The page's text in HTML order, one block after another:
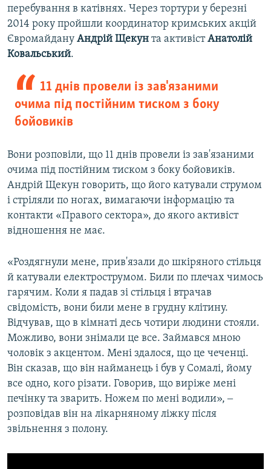
перебування в катівнях. Через тортури у березні
2014 року пройшли координатор кримських акцій
Євромайдану Андрій Щекун та активістАнатолій
Ковальський.
11 днів провели із зав'язаними
очима під постійним тиском з боку
бойовиків
Вони розповіли, що 11 днів провели із зав'язаними
очима під постійним тиском з боку бойовиків.
Андрій Щекун говорить, що його катували струмом
і стріляли по ногах, вимагаючи інформацію та
контакти «Правого сектора», до якого активіст
відношення не має.
«Роздягнули мене, прив'язали до шкіряного стільця
й катували електрострумом. Били по плечах чимось
гарячим. Коли я падав зі стільця і втрачав
свідомість, вони били мене в грудну клітину.
Відчував, що в кімнаті десь чотири людини стояли.
Можливо, вони знімали це все. Займався мною
чоловік з акцентом. Мені здалося, що це чеченці.
Він сказав, що він найманець і був у Сомалі, йому
все одно, кого різати. Говорив, що виріже мені
печінку та зварить. Ножем по мені водили», ‒
розповідав він на лікарняному ліжку після
звільнення з полону.